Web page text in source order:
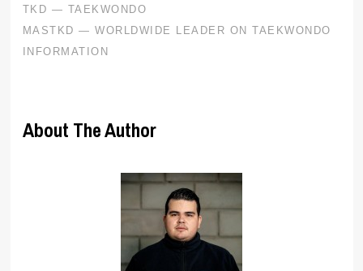
About The Author